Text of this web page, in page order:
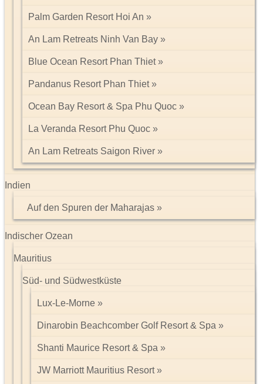
Palm Garden Resort Hoi An
An Lam Retreats Ninh Van Bay
Blue Ocean Resort Phan Thiet
Pandanus Resort Phan Thiet
Ocean Bay Resort & Spa Phu Quoc
La Veranda Resort Phu Quoc
An Lam Retreats Saigon River
Indien
Auf den Spuren der Maharajas
Indischer Ozean
Mauritius
Süd- und Südwestküste
Lux-Le-Morne
Dinarobin Beachcomber Golf Resort & Spa
Shanti Maurice Resort & Spa
JW Marriott Mauritius Resort